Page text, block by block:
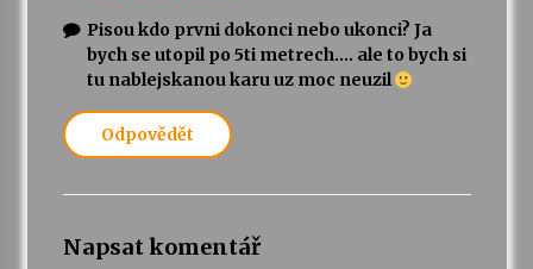
Pisou kdo prvni dokonci nebo ukonci? Ja
bych se utopil po 5ti metrech…. ale to bych si
tu nablejskanou karu uz moc neuzil
Odpovědět
Napsat komentář